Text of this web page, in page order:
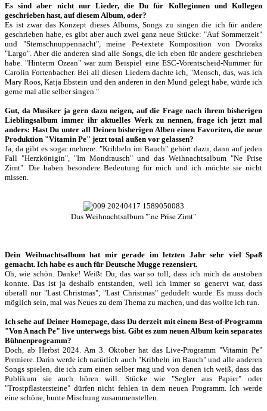
Es sind aber nicht nur Lieder, die Du für Kolleginnen und Kollegen
geschrieben hast, auf diesem Album, oder?
Es ist zwar das Konzept dieses Albums, Songs zu singen die ich für andere
geschrieben habe, es gibt aber auch zwei ganz neue Stücke: "Auf Sommerzeit"
und "Sternschnuppennacht", meine Pe-textete Komposition von Dvoraks
"Largo". Aber die anderen sind alle Songs, die ich eben für andere geschrieben
habe. "Hinterm Ozean" war zum Beispiel eine ESC-Vorentscheid-Nummer für
Carolin Fortenbacher. Bei all diesen Liedern dachte ich, "Mensch, das, was ich
Mary Roos, Katja Ebstein und den anderen in den Mund gelegt habe, würde ich
gerne mal alle selber singen."
Gut, da Musiker ja gern dazu neigen, auf die Frage nach ihrem bisherigen
Lieblingsalbum immer ihr aktuelles Werk zu nennen, frage ich jetzt mal
anders: Hast Du unter all Deinen bisherigen Alben einen Favoriten, die neue
Produktion "Vitamin Pe" jetzt total außen vor gelassen?
Ja, da gibt es sogar mehrere. "Kribbeln im Bauch" gehört dazu, dann auf jeden
Fall "Herzkönigin", "Im Mondrausch" und das Weihnachtsalbum "Ne Prise
Zimt". Die haben besondere Bedeutung für mich und ich möchte sie nicht
missen.
Das Weihnachtsalbum "`ne Prise Zimt"
Dein Weihnachtsalbum hat mir gerade im letzten Jahr sehr viel Spaß
gemacht. Ich habe es auch für Deutsche Mugge rezensiert.
Oh, wie schön. Danke! Weißt Du, das war so toll, dass ich mich da austoben
konnte. Das ist ja deshalb entstanden, weil ich immer so genervt war, dass
überall nur "Last Christmas", "Last Christmas" gedudelt wurde. Es muss doch
möglich sein, mal was Neues zu dem Thema zu machen, und das wollte ich tun.
Ich sehe auf Deiner Homepage, dass Du derzeit mit einem Best-of-Programm
"Von A nach Pe" live unterwegs bist. Gibt es zum neuen Album kein separates
Bühnenprogramm?
Doch, ab Herbst 2024. Am 3. Oktober hat das Live-Programm "Vitamin Pe"
Premiere. Darin werde ich natürlich auch "Kribbeln im Bauch" und alle anderen
Songs spielen, die ich zum einen selber mag und von denen ich weiß, dass das
Publikum sie auch hören will. Stücke wie "Segler aus Papier" oder
"Trostpflastersteine" dürfen nicht fehlen in dem neuen Programm. Ich werde
eine schöne, bunte Mischung zusammenstellen.